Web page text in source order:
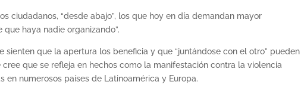
ciudadanos, “desde abajo”, los que hoy en día demandan mayor
haya nadie organizando”.
sienten que la apertura los beneficia y que “juntándose con el otro” pueden
que se refleja en hechos como la manifestación contra la violencia
numerosos países de Latinoamérica y Europa.